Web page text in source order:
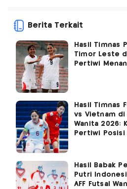
Berita Terkait
Hasil Timnas
Timor Leste
Pertiwi
Hasil Timnas
vs Vietnam di
Wanita 2026:
Pertiwi Posisi
Hasil Babak
Putri
AFF Futsal